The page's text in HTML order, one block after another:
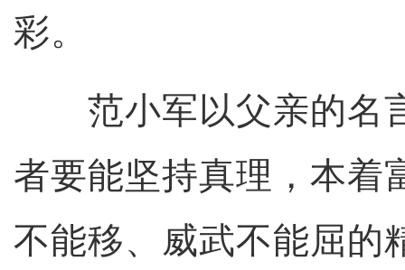
彩。
范小军以父亲的名
者要能坚持真理，本着
不能移、威武不能屈的